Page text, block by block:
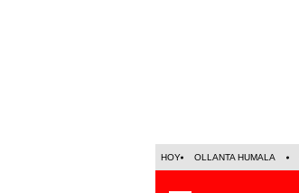
HOY OLLANTA HUMALA